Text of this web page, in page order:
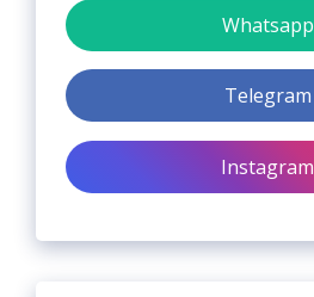
Whatsapp
Telegram
Instagram